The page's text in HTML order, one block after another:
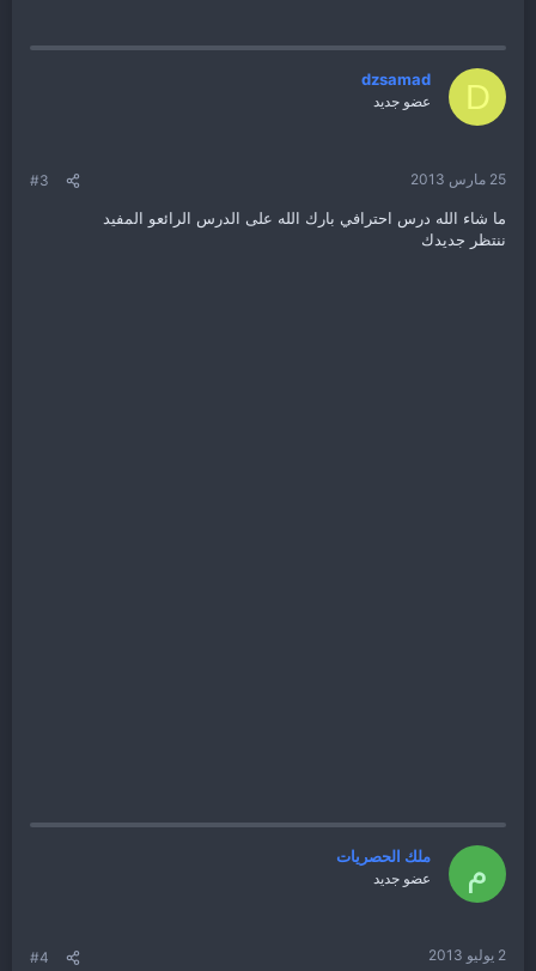
D
dzsamad
عضو جديد
25 مارس 2013 #3
ما شاء الله درس احترافي بارك الله على الدرس الرائعو المفيد
ننتظر جديدك
م ملك الحصريات
عضو جديد
2 يوليو 2013 #4